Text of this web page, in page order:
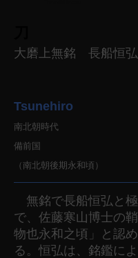
大磨上無銘 長船恒弘
Tsunehiro
南北朝時代
備前国
（南北朝後期永和頃）
無銘で長船恒弘と
で、佐藤寒山博士の
物也永和之頃」と認
る。恒弘は、銘鑑に